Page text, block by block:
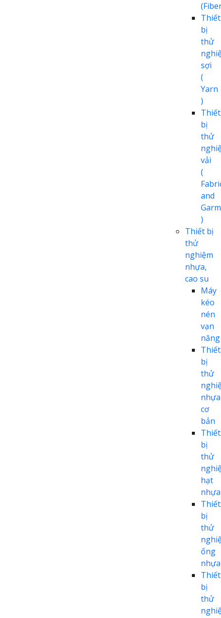
Thiết
bị
thử
sợi
(
Yarn
)
Thiết
bị
thử
vải
(
and
)
Thiết bị
thử
nghiệm
nhựa,
cao su
Máy
kéo
nén
vạn
năng
Thiết
bị
thử
nhựa
cơ
bản
Thiết
bị
thử
hạt
nhựa
Thiết
bị
thử
ống
nhựa
Thiết
bị
thử